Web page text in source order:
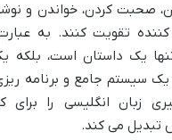
صحبت کردن، خواندن و
تقویت کنند. به
یک داستان است، بلکه
سیستم جامع و برنامه
زبان انگلیسی را
تبدیل می کند.